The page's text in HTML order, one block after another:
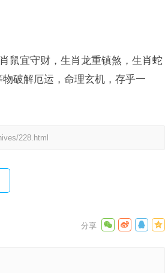
鼠宜守财，生肖龙重镇煞，生肖蛇
破解厄运，命理玄机，存乎一
228.html